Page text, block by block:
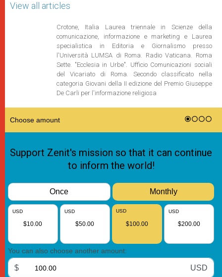
View all articles
Crotone, Italia Laurea triennale in Scienze della
comunicazione, informazione e marketing e Laurea
specialistica in Editoria e Giornalismo presso
l'Università LUMSA di Roma. Radio Vaticana. Roma
Sette. "Ecclesia in Urbe". Ufficio Comunicazioni sociali
del Vicariato di Roma. Secondo classificato nella
categoria Giovani della II edizione del Premio Giuseppe
De Carli per l'informazione religiosa